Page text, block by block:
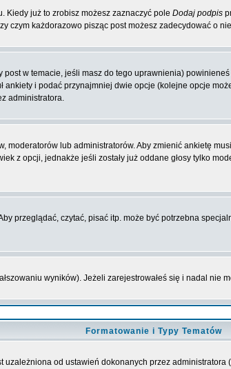
Kiedy już to zrobisz możesz zaznaczyć pole Dodaj podpis
czym każdorazowo pisząc post możesz zadecydować o
w temacie, jeśli masz do tego uprawnienia)
i podać przynajmniej dwie opcje (kolejne opcje
administratora.
lub administratorów. Aby zmienić ankietę
z opcji, jednakże jeśli zostały już oddane głosy tylko
przeglądać, czytać, pisać itp. może być potrzebna
wyników). Jeżeli zarejestrowałeś się i nadal
Formatowanie i Typy Tematów
od ustawień dokonanych przez